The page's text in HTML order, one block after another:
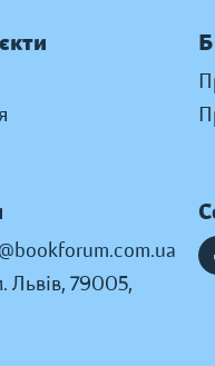
Львів, 79005,